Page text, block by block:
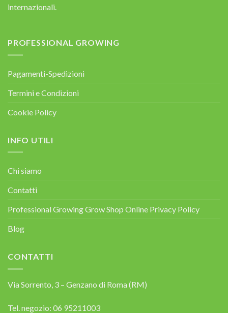
internazionali.
PROFESSIONAL GROWING
Pagamenti-Spedizioni
Termini e Condizioni
Cookie Policy
INFO UTILI
Chi siamo
Contatti
Professional Growing Grow Shop Online Privacy Policy
Blog
CONTATTI
Via Sorrento, 3 – Genzano di Roma (RM)
Tel. negozio: 06 95211003